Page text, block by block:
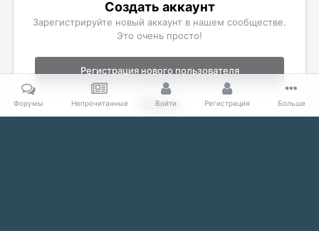
Создать аккаунт
Зарегистрируйте новый аккаунт в нашем сообществе.
Это очень просто!
Регистрация нового пользователя
Войти
Уже есть аккаунт? Войти в систему.
Форумы Непрочитанные Войти Регистрация Больше